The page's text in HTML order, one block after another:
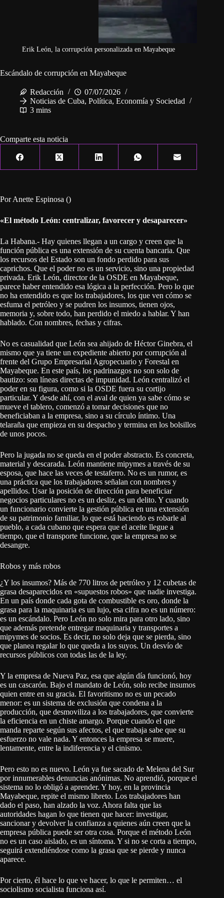
Erik León, la corrupción personalizada en Mayabeque
Escándalo de corrupción en Mayabeque
Redacción
07/07/2026
Noticias de Cuba, Política, Economía y Sociedad
3 mins
Comparte esta noticia
Por Anette Espinosa ()
«El método León: centralizar, favorecer y desaparecer»
La Habana.- Hay quienes llegan a un cargo y creen que la
función pública es una extensión de su cuenta bancaria. Que
los recursos del Estado son un fondo perdido para sus
caprichos. Que el poder no es un servicio, sino una propiedad
privada. Erik León, director de la OSDE en Mayabeque,
parece haber entendido esa lógica a la perfección. Pero lo que
no ha entendido es que los trabajadores, los que ven cómo se
esfuma el petróleo y se pudren los insumos, tienen ojos,
memoria y, sobre todo, han perdido el miedo a hablar. Y han
hablado. Con nombres, fechas y cifras.
No es casualidad que León sea ahijado de Héctor Ginebra, el
mismo que ya tiene un expediente abierto por corrupción al
frente del Grupo Empresarial Agropecuario y Forestal en
Mayabeque. En este país, los padrinazgos no son solo de
bautizo: son líneas directas de impunidad. León centralizó el
poder en su figura, como si la OSDE fuera su cortijo
particular. Y desde ahí, con el aval de quien ya sabe cómo se
mueve el tablero, comenzó a tomar decisiones que no
beneficiaban a la empresa, sino a su círculo íntimo. Una
telaraña que empieza en su despacho y termina en los bolsillos
de unos pocos.
Pero la jugada no se queda en el poder abstracto. Es concreta,
material y descarada. León mantiene mipymes a través de su
esposa, que hace las veces de testaferro. No es un rumor, es
una práctica que los trabajadores señalan con nombres y
apellidos. Usar la posición de dirección para beneficiar
negocios particulares no es un desliz, es un delito. Y cuando
un funcionario convierte la gestión pública en una extensión
de su patrimonio familiar, lo que está haciendo es robarle al
pueblo, a cada cubano que espera que el aceite llegue a
tiempo, que el transporte funcione, que la empresa no se
desangre.
Robos y más robos
¿Y los insumos? Más de 770 litros de petróleo y 12 cubetas de
grasa desaparecidos en «supuestos robos» que nadie investiga.
En un país donde cada gota de combustible es oro, donde la
grasa para la maquinaria es un lujo, esa cifra no es un número:
es un escándalo. Pero León no solo mira para otro lado, sino
que además pretende entregar maquinaria y transportes a
mipymes de socios. Es decir, no solo deja que se pierda, sino
que planea regalar lo que queda a los suyos. Un desvío de
recursos públicos con todas las de la ley.
Y la empresa de Nueva Paz, esa que algún día funcionó, hoy
es un cascarón. Bajo el mandato de León, solo recibe insumos
quien entre en su gracia. El favoritismo no es un pecado
menor: es un sistema de exclusión que condena a la
producción, que desmoviliza a los trabajadores, que convierte
la eficiencia en un chiste amargo. Porque cuando el que
manda reparte según sus afectos, el que trabaja sabe que su
esfuerzo no vale nada. Y entonces la empresa se muere,
lentamente, entre la indiferencia y el cinismo.
Pero esto no es nuevo. León ya fue sacado de Melena del Sur
por innumerables denuncias anónimas. No aprendió, porque el
sistema no lo obligó a aprender. Y hoy, en la provincia
Mayabeque, repite el mismo libreto. Los trabajadores han
dado el paso, han alzado la voz. Ahora falta que las
autoridades hagan lo que tienen que hacer: investigar,
sancionar y devolver la confianza a quienes aún creen que la
empresa pública puede ser otra cosa. Porque el método León
no es un caso aislado, es un síntoma. Y si no se corta a tiempo,
seguirá extendiéndose como la grasa que se pierde y nunca
aparece.
Por cierto, él hace lo que ve hacer, lo que le permiten… el
sociolismo socialista funciona así.